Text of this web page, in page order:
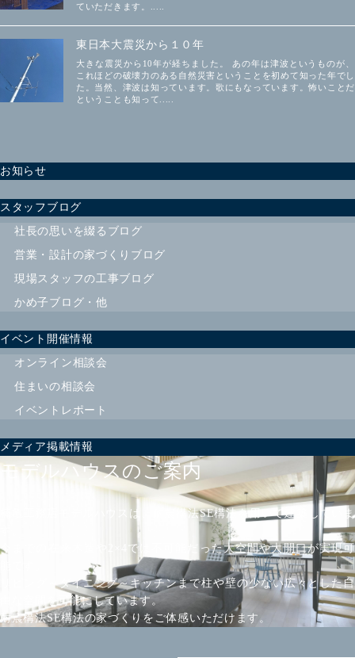
ていただきます。.....
東日本大震災から１０年
大きな震災から10年が経ちました。 あの年は津波というものが、
これほどの破壊力のある自然災害ということを初めて知った年でし
た。当然、津波は知っています。歌にもなっています。怖いことだ
ということも知って.....
お知らせ
スタッフブログ
社長の思いを綴るブログ
営業・設計の家づくりブログ
現場スタッフの工事ブログ
かめ子ブログ・他
イベント開催情報
オンライン相談会
住まいの相談会
イベントレポート
メディア掲載情報
モデルハウスのご案内
楠亀工務店モデルハウスは、耐震構法SE構法を用いて建築していま
今までの在来木造や2×4では不可能だった大空間や大開口が実現可
リビング～ダイニング～キッチンまで柱や壁の少ない広々とした自
由な空間を可能にしています。
耐震構法SE構法の家づくりをご体感いただけます。